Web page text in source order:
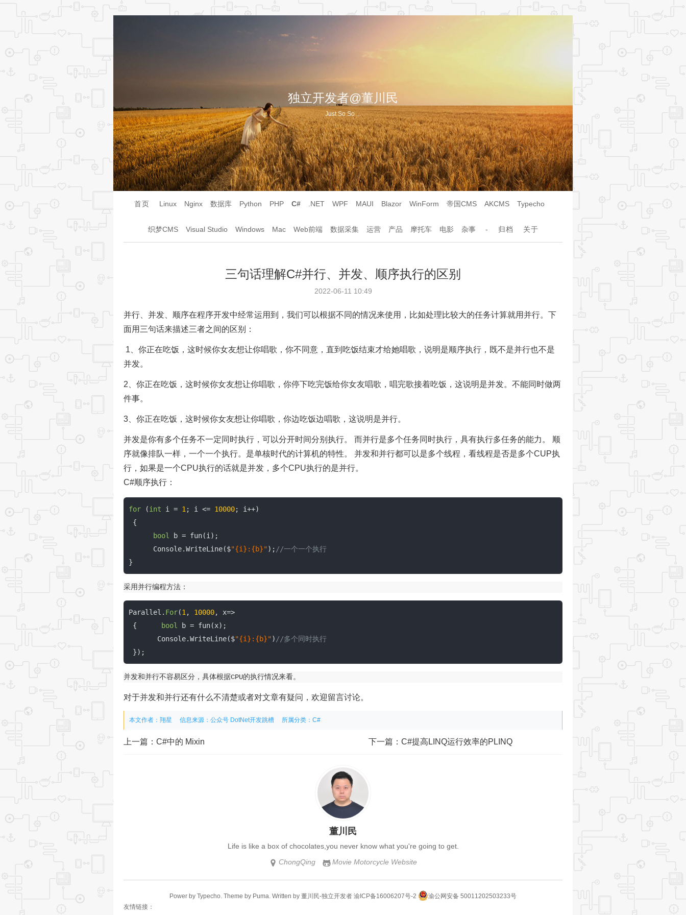
独立开发者@董川民
Just So So ...
首页 Linux Nginx 数据库 Python PHP C# .NET WPF MAUI Blazor WinForm 帝国CMS AKCMS Typecho
织梦CMS Visual Studio Windows Mac Web前端 数据采集 运营 产品 摩托车 电影 杂事 - 归档 关于
三句话理解C#并行、并发、顺序执行的区别
2022-06-11 10:49
并行、并发、顺序在程序开发中经常运用到，我们可以根据不同的情况来使用，比如处理比较大的任务计算就用并行。下
面用三句话来描述三者之间的区别：
1、你正在吃饭，这时候你女友想让你唱歌，你不同意，直到吃饭结束才给她唱歌，说明是顺序执行，既不是并行也不是
并发。
2、你正在吃饭，这时候你女友想让你唱歌，你停下吃完饭给你女友唱歌，唱完歌接着吃饭，这说明是并发。不能同时做两
件事。
3、你正在吃饭，这时候你女友想让你唱歌，你边吃饭边唱歌，这说明是并行。
并发是你有多个任务不一定同时执行，可以分开时间分别执行。 而并行是多个任务同时执行，具有执行多任务的能力。
顺
序就像排队一样，一个一个执行。是单核时代的计算机的特性。
并发和并行都可以是多个线程，看线程是否是多个CUP执
行，如果是一个CPU执行的话就是并发，多个CPU执行的是并行。
C#顺序执行：
for (int i = 1 ; i <= 10000; i++)
{
bool
b = fun(i);
Console.WriteLine($"{i}:{b}"); //一个一个执行
}
采用并行编程方法：​​​​​​​
Parallel. For(1 , 10000, x=>
{
bool
b = fun(x);
Console.WriteLine($"{i}:{b}") //多个同时执行
});
并发和并行不容易区分，具体根据CPU的执行情况来看。
对于并发和并行还有什么不清楚或者对文章有疑问，欢迎留言讨论。
本文作者：翔星 信息来源： 公众号 DotNet开发跳槽 所属分类： C#
上一篇： C#中的 Mixin 下一篇： C#提高LINQ运行效率的PLINQ
董川民
Life is like a box of chocolates,you never know what you're going to get.
 ChongQing Movie Motorcycle Website
Power by Typecho. Theme by Puma. Written by 董川民-独立开发者 渝ICP备16006207号-2
渝公网安备 50011202503233号
友情链接：